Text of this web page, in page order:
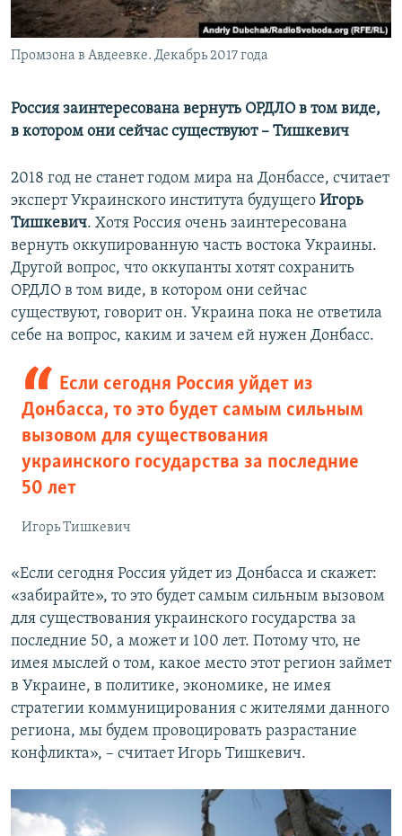
Промзона в Авдеевке. Декабрь 2017 года
Россия заинтересована вернуть ОРДЛО в том виде,
в котором они сейчас существуют – Тишкевич
2018 год не станет годом мира на Донбассе, считает
эксперт Украинского института будущего Игорь
Тишкевич. Хотя Россия очень заинтересована
вернуть оккупированную часть востока Украины.
Другой вопрос, что оккупанты хотят сохранить
ОРДЛО в том виде, в котором они сейчас
существуют, говорит он. Украина пока не ответила
себе на вопрос, каким и зачем ей нужен Донбасс.
Если сегодня Россия уйдет из
Донбасса, то это будет самым сильным
вызовом для существования
украинского государства за последние
50 лет
Игорь Тишкевич
«Если сегодня Россия уйдет из Донбасса и скажет:
«забирайте», то это будет самым сильным вызовом
для существования украинского государства за
последние 50, а может и 100 лет. Потому что, не
имея мыслей о том, какое место этот регион займет
в Украине, в политике, экономике, не имея
стратегии коммуницирования с жителями данного
региона, мы будем провоцировать разрастание
конфликта», – считает Игорь Тишкевич.